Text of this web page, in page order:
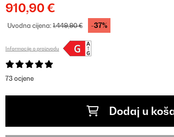
910,90 €
Uvodna cijena:1.449,90 € -37%
Informacije o proizvodu
73 ocjene
Dodaj u